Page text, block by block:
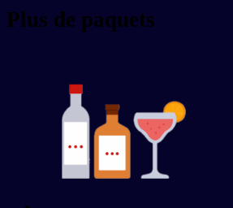
Plus de paquets